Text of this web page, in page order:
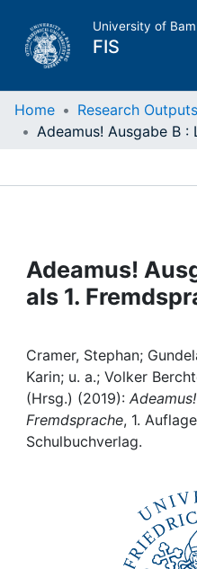
University of
FIS
Home
People
Institutions
Awards
My FIS
Home Research Outputs
Adeamus!
als 1.
Cramer, Stephan;
Karin; u. a.; Volker
(Hrsg.) (2019):
Fremdsprache, 1.
Schulbuchverlag.